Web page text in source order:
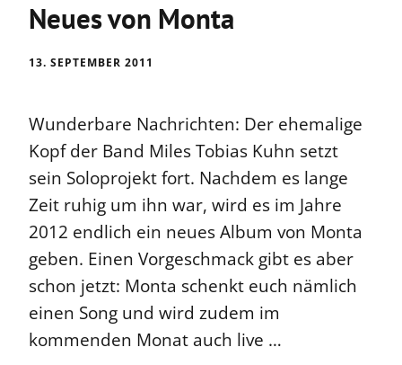
Neues von Monta
13. SEPTEMBER 2011
Wunderbare Nachrichten: Der ehemalige
Kopf der Band Miles Tobias Kuhn setzt
sein Soloprojekt fort. Nachdem es lange
Zeit ruhig um ihn war, wird es im Jahre
2012 endlich ein neues Album von Monta
geben. Einen Vorgeschmack gibt es aber
schon jetzt: Monta schenkt euch nämlich
einen Song und wird zudem im
kommenden Monat auch live …